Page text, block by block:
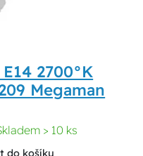
2700°K
Megaman
> 10 ks
do košíku